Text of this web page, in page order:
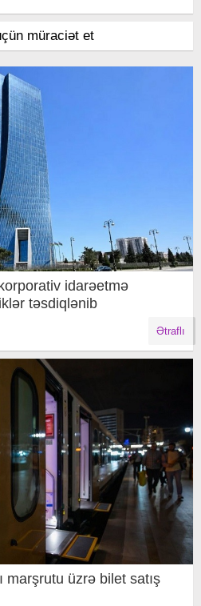
müraciət et
idarəetmə
təsdiqlənib
Ətraflı
marşrutu üzrə bilet satış